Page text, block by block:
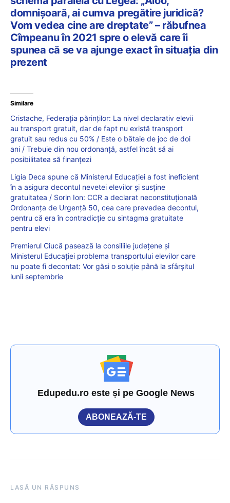
domnișoară, ai cumva pregătire juridică?
Vom vedea cine are dreptate” – răbufnea
Cîmpeanu în 2021 spre o elevă care îi
spunea că se va ajunge exact în situația din
prezent
Similare
Cristache, Federația părinților: La nivel declarativ elevii
au transport gratuit, dar de fapt nu există transport
gratuit sau redus cu 50% / Este o bătaie de joc de doi
ani / Trebuie din nou ordonanță, astfel încât să ai
posibilitatea să finanțezi
Ligia Deca spune că Ministerul Educației a fost ineficient
în a asigura decontul nevetei elevilor și susține
gratuitatea / Sorin Ion: CCR a declarat neconstituțională
Ordonanța de Urgență 50, cea care prevedea decontul,
pentru că era în contradicție cu sintagma gratuitate
pentru elevi
Premierul Ciucă pasează la consiliile județene și
Ministerul Educației problema transportului elevilor care
nu poate fi decontat: Vor găsi o soluție până la sfârșitul
lunii septembrie
Edupedu.ro este și pe Google News
ABONEAZĂ-TE
LASĂ UN RĂSPUNS